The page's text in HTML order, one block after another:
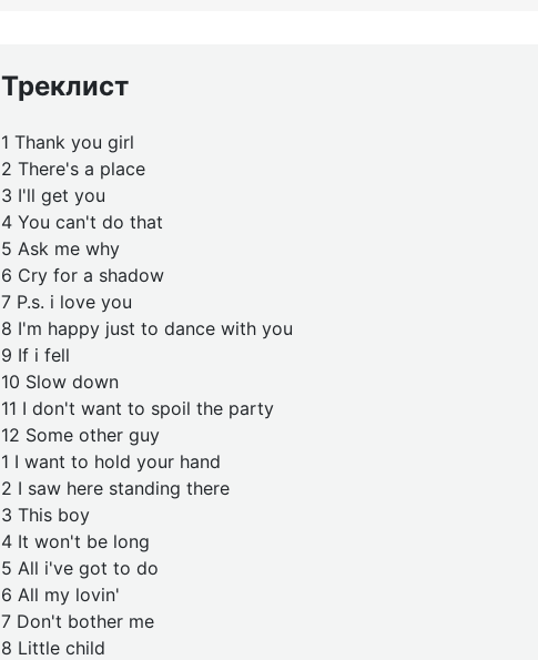
Треклист
1 Thank you girl
2 There's a place
3 I'll get you
4 You can't do that
5 Ask me why
6 Cry for a shadow
7 P.s. i love you
8 I'm happy just to dance with you
9 If i fell
10 Slow down
11 I don't want to spoil the party
12 Some other guy
1 I want to hold your hand
2 I saw here standing there
3 This boy
4 It won't be long
5 All i've got to do
6 All my lovin'
7 Don't bother me
8 Little child